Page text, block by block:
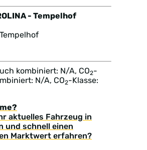
- Tempelhof
kombiniert: N/A, CO2-
N/A, CO2-Klasse:
aktuelles Fahrzeug in
und schnell einen
Marktwert erfahren?